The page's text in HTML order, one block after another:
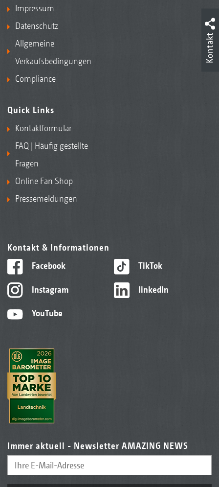
Impressum
Datenschutz
Allgemeine
Verkaufsbedingungen
Compliance
Quick Links
Kontaktformular
FAQ | Häufig gestellte
Fragen
Online Fan Shop
Pressemeldungen
Kontakt & Informationen
Facebook
Instagram
YouTube
TikTok
linkedIn
Immer aktuell - Newsletter AMAZING NEWS
Kontakt